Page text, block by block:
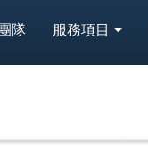
隊 服務項目